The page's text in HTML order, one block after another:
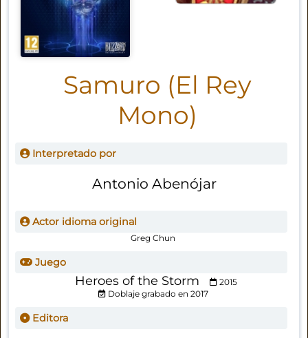
Samuro (El Rey
Mono)
Interpretado por
Antonio Abenójar
Actor idioma original
Greg Chun
Juego
Heroes of the Storm
2015
Doblaje grabado en 2017
Editora